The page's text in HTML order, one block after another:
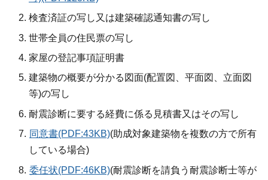
検査済証の写し又は建築確認通知書の写し
世帯全員の住民票の写し
家屋の登記事項証明書
建築物の概要が分かる図面(配置図、平面図、立面図
等)の写し
耐震診断に要する経費に係る見積書又はその写し
同意書(PDF:43KB)(助成対象建築物を複数の方で所有
している場合)
委任状(PDF:46KB)(耐震診断を請負う耐震診断士等が